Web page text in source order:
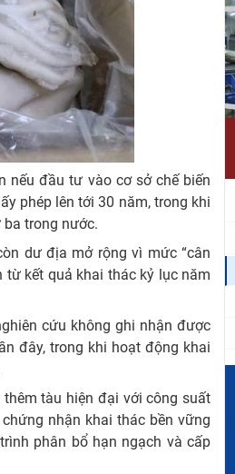
nếu đầu tư vào cơ sở chế biến
phép lên tới 30 năm, trong khi
trong nước.
dư địa mở rộng vì mức “cân
từ kết quả khai thác kỷ lục năm
cứu không ghi nhận được
đây, trong khi hoạt động khai
tàu hiện đại với công suất
nhận khai thác bền vững
phân bổ hạn ngạch và cấp